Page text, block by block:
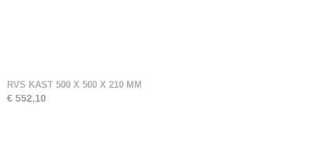
RVS KAST 500 X 500 X 210 MM
€ 552,10